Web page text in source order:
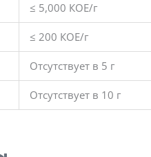
≤ 5,000 КОЕ/г
≤ 200 КОЕ/г
Отсутствует в 5 г
Отсутствует в 10 г